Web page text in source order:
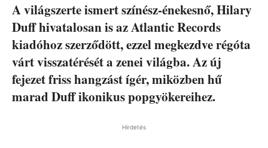
A világszerte ismert színész-énekesnő, Hilary
Duff hivatalosan is az Atlantic Records
kiadóhoz szerződött, ezzel megkezdve régóta
várt visszatérését a zenei világba. Az új
fejezet friss hangzást ígér, miközben hű
marad Duff ikonikus popgyökereihez.
Hirdetés